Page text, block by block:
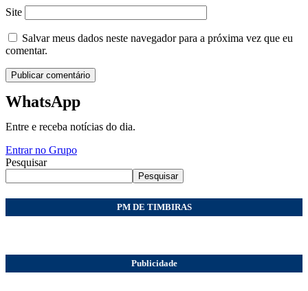
Site
Salvar meus dados neste navegador para a próxima vez que eu
comentar.
WhatsApp
Entre e receba notícias do dia.
Entrar no Grupo
Pesquisar
Pesquisar
PM DE TIMBIRAS
Publicidade